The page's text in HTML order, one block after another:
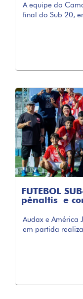
A equipe do
final do Sub 20,
FUTEBOL
pênaltis e
Audax e América
em partida